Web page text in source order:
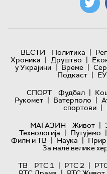
ВЕСТИ Политика |
Хроника | Друштво |
у Украјини | Време |
Подкаст |
СПОРТ
Фудбал |
Рукомет | Ватерполо |
спортови |
МАГАЗИН
Живот |
Технологијa | Путујемо |
Филм и ТВ | Наука |
За мале велике
ТВ
РТС 1 | РТС 2 |